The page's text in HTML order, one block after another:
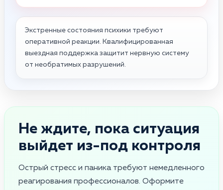
Экстренные состояния психики требуют
оперативной реакции. Квалифицированная
выездная поддержка защитит нервную систему
от необратимых разрушений.
Не ждите, пока ситуация
выйдет из-под контроля
Острый стресс и паника требуют немедленного
реагирования профессионалов. Оформите